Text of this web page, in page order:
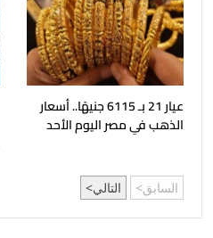
عيار 21 بـ 6115 جنيهًا.. أسعار
الذهب في مصر اليوم الأحد
السابق التالي